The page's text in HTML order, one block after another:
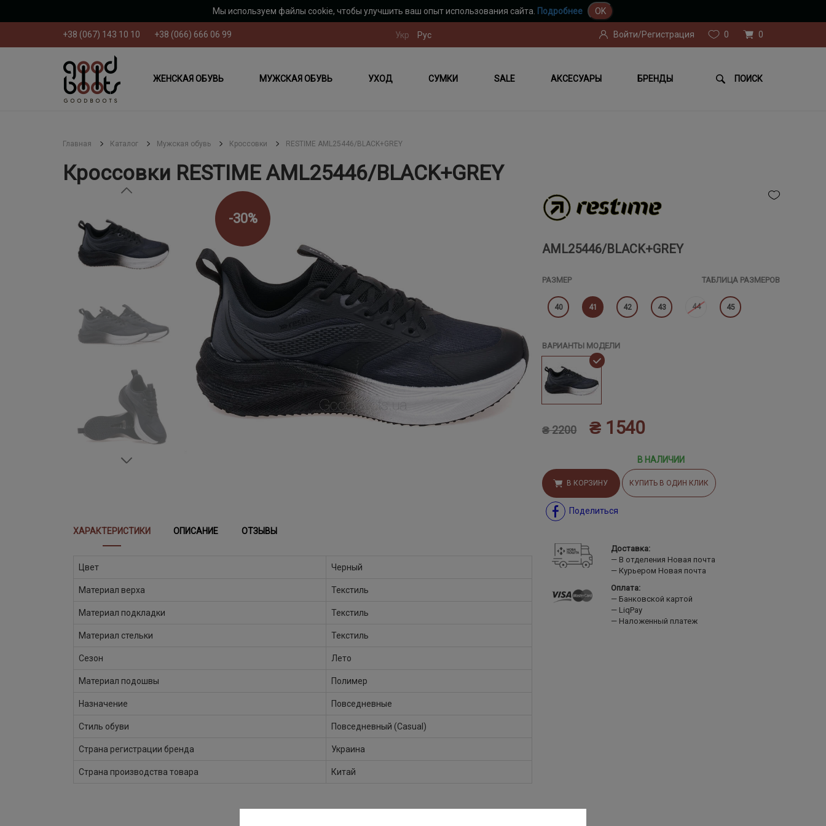
Мы используем файлы cookie, чтобы улучшить ваш опыт использования сайта. Подробнее OK
+38 (067) 143 10 10 +38 (066) 666 06 99 Укр Рус Войти/Регистрация 0 0
ЖЕНСКАЯ ОБУВЬ МУЖСКАЯ ОБУВЬ УХОД СУМКИ SALE АКСЕСУАРЫ БРЕНДЫ ПОИСК
Главная Каталог Мужская обувь Кроссовки RESTIME AML25446/BLACK+GREY
Кроссовки RESTIME AML25446/BLACK+GREY
-30%
AML25446/BLACK+GREY
РАЗМЕР ТАБЛИЦА РАЗМЕРОВ
40 41 42 43 44 45
ВАРИАНТЫ МОДЕЛИ
₴ 2200 ₴ 1540
В НАЛИЧИИ
В КОРЗИНУ КУПИТЬ В ОДИН КЛИК
Поделиться
ХАРАКТЕРИСТИКИ ОПИСАНИЕ ОТЗЫВЫ
Цвет Черный
Материал верха Текстиль
Материал подкладки Текстиль
Материал стельки Текстиль
Сезон Лето
Материал подошвы Полимер
Назначение Повседневные
Стиль обуви Повседневный (Casual)
Страна регистрации бренда Украина
Страна производства товара Китай
Доставка:
В отделения Новая почта
Курьером Новая почта
Оплата:
Банковской картой
LiqPay
Наложенный платеж